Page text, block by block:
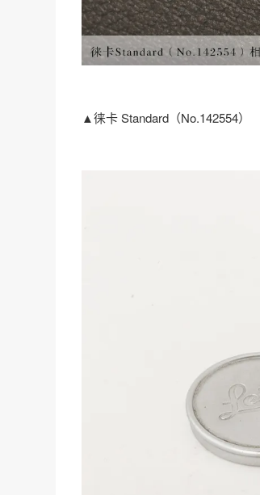
▲徕卡 Standard（No.142554）